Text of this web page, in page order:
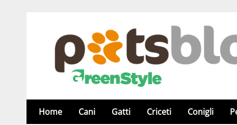
Home Cani Gatti Criceti Conigli